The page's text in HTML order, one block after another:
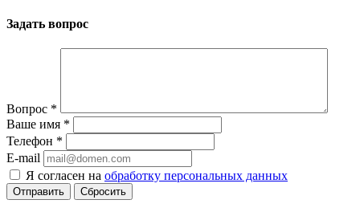
Задать вопрос
Вопрос *
Ваше имя *
Телефон *
E-mail
Я согласен на обработку персональных данных
Сбросить